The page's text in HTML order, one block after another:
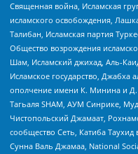
Священная война, Исламская
исламского освобождения,
Талибан, Исламская партия
Общество возрождения
Шам, Исламский джихад, Аль-
Исламское государство,
ополчение имени К. Минина и Д.
Тагьаля SHAM, АУМ Синрике,
Чистопольский Джамаат,
сообщество Сеть, Катиба
Сунна Валь Джамаа, National